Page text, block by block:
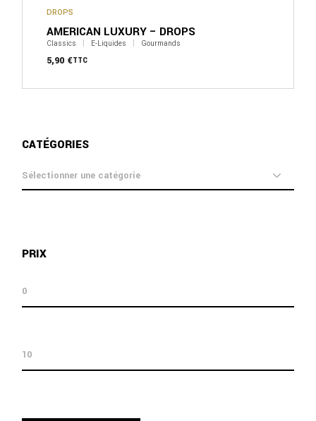
DROPS
AMERICAN LUXURY – DROPS
Classics E-Liquides Gourmands
5,90 €TTC
peuvent
choisies
produit
CATÉGORIES
PRIX
min
max